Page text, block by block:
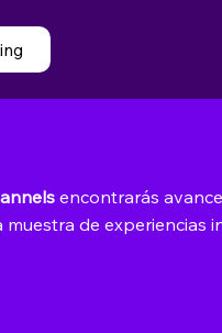
encontrarás
muestra de experiencias